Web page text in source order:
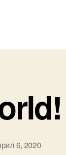
6, 2020